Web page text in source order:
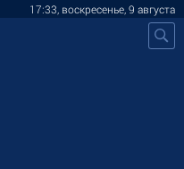
17:33, воскресенье, 9 августа